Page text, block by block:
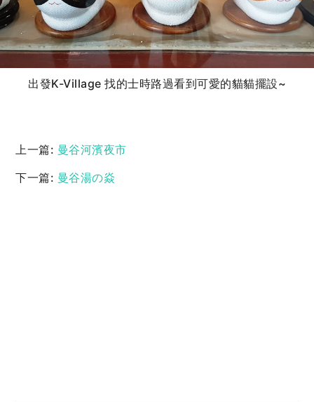
出發K-Village 找的士時路過看到可愛的貓貓擺設~
上一篇: 曼谷河濱夜市
下一篇: 曼谷湯の焱